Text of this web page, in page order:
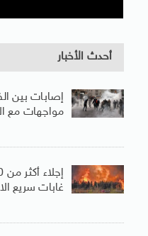
أحدث الأخبار
إصابات بين
مواجهات مع
غابات سريع